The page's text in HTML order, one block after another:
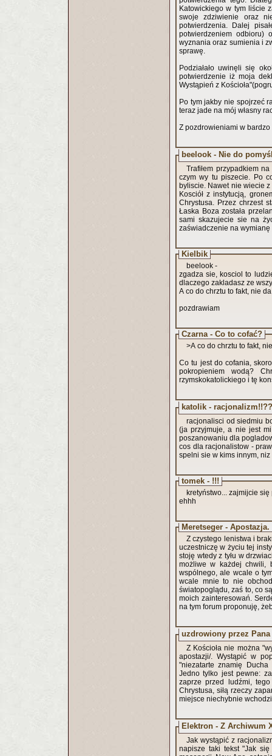
Katowickiego w tym liście
swoje zdziwienie oraz
potwierdzenia. Dalej
potwierdzeniem odbioru)
wyznania oraz sumienia i
sprawę.
Podziałało uwinęli się
potwierdzenie iż moja deklaracja
Wystąpień z
Po tym jakby nie spojrzeć
teraz jade na mój własny
Z pozdrowieniami w
beelook - Nie do
Trafiłem przypadkiem
czym wy tu piszecie. Po
byliscie. Nawet nie wiecie
Kosciół z instytucją,
Chrystusa. Przez chrzest
Łaska Boza została
sami skazujecie sie na
zaświadczenie na wymianę
Kielbik
beelook -
zgadza sie, kosciol to
dlaczego zakladasz ze
A co do chrztu to fakt, nie
pozdrawiam
Czarna - Co to cofać?
>A co do chrztu to fakt,
Co tu jest do cofania,
pokropieniem wodą?
rzymskokatolickiego i tę
katolik -
racjonalisci od siedmiu
(ja przyjmuje, a nie jest
poszanowaniu dla
cos dla racjonalistow -
spelni sie w kims innym,
tomek - !!!
kretyństwo... zajmijcie
ehhh
Meretseger - Apostazja.
Z czystego lenistwa i
uczestniczę w życiu tej
stoję wtedy z tyłu w
możliwe w każdej chwili,
wspólnego, ale wcale o
wcale mnie to nie
światopoglądu, zaś to, co
moich zainteresowań.
na tym forum proponuję,
uzdrowiony przez Pana
Z Kościoła nie można
apostazji/. Wystąpić w
"niezatarte znamię
Jedno tylko jest pewne:
zaprze przed ludźmi,
Chrystusa, siłą rzeczy
miejsce niechybnie
Elektron - Z Archiwum
Jak wystąpić z
napisze taki tekst "Jak